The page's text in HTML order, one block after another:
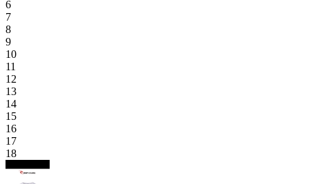
6
7
8
9
10
11
12
13
14
15
16
17
18